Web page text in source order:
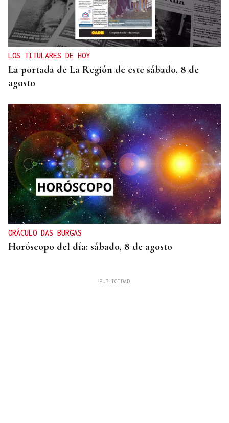
LOS TITULARES DE HOY
La portada de La Región de este sábado, 8 de
agosto
ORÁCULO DAS BURGAS
Horóscopo del día: sábado, 8 de agosto